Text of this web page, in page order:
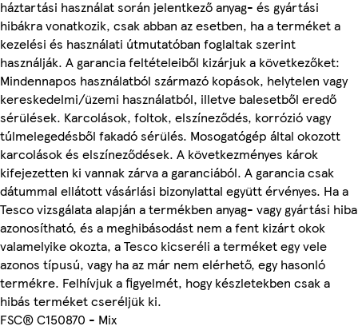
háztartási használat során jelentkező anyag- és gyártási
hibákra vonatkozik, csak abban az esetben, ha a terméket a
kezelési és használati útmutatóban foglaltak szerint
használják. A garancia feltételeiből kizárjuk a következőket:
Mindennapos használatból származó kopások, helytelen vagy
kereskedelmi/üzemi használatból, illetve balesetből eredő
sérülések. Karcolások, foltok, elszíneződés, korrózió vagy
túlmelegedésből fakadó sérülés. Mosogatógép által okozott
karcolások és elszíneződések. A következményes károk
kifejezetten ki vannak zárva a garanciából. A garancia csak
dátummal ellátott vásárlási bizonylattal együtt érvényes. Ha a
Tesco vizsgálata alapján a termékben anyag- vagy gyártási hiba
azonosítható, és a meghibásodást nem a fent kizárt okok
valamelyike okozta, a Tesco kicseréli a terméket egy vele
azonos típusú, vagy ha az már nem elérhető, egy hasonló
termékre. Felhívjuk a figyelmét, hogy készletekben csak a
hibás terméket cseréljük ki.
FSC® C150870 - Mix